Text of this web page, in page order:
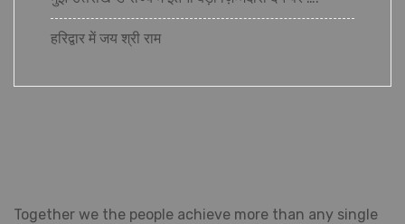
हरिद्वार में जय श्री राम
Together we the people achieve more than any single